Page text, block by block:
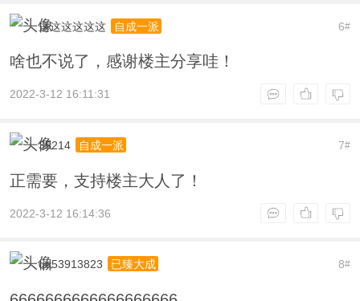
6#
这这这这这这 自成一派
啥也不说了，感谢楼主分享哇！
2022-3-12 16:11:31
7#
35214 自成一派
正需要，支持楼主大人了！
2022-3-12 16:14:36
8#
qq53913823 已臻大成